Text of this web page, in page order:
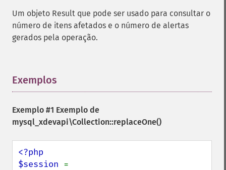
Um objeto Result que pode ser usado para consultar o
número de itens afetados e o número de alertas
gerados pela operação.
Exemplos
Exemplo #1 Exemplo de
mysql_xdevapi\Collection::replaceOne()
<?php
$session